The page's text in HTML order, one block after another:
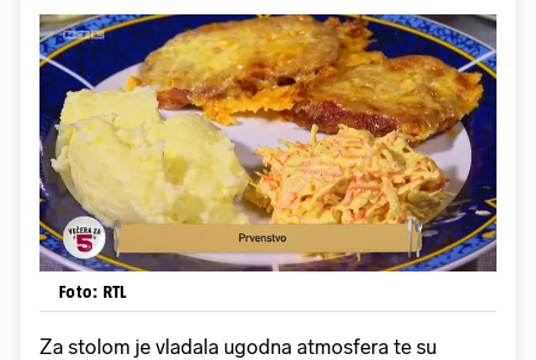
Foto: RTL
Za stolom je vladala ugodna atmosfera te su